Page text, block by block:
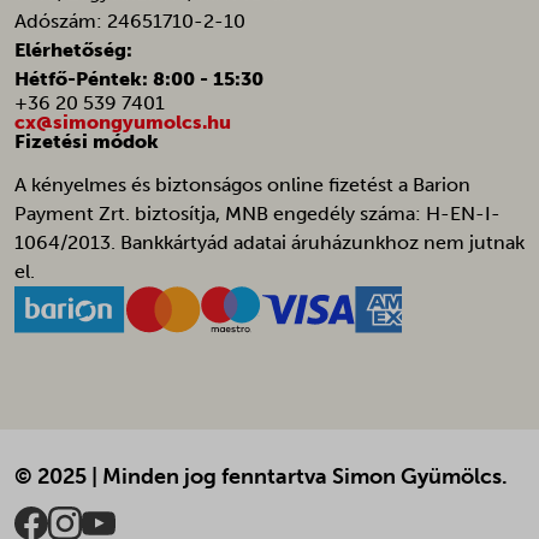
Adószám: 24651710-2-10
Elérhetőség:
Hétfő-Péntek: 8:00 - 15:30
+36 20 539 7401
cx@simongyumolcs.hu
Fizetési módok
A kényelmes és biztonságos online fizetést a Barion
Payment Zrt. biztosítja, MNB engedély száma: H-EN-I-
1064/2013. Bankkártyád adatai áruházunkhoz nem jutnak
el.
© 2025 | Minden jog fenntartva Simon Gyümölcs.
ba_sid*
ba_vid*
banner_multi_attempt
cart_currency*
cfw_cart_hash
chatbase_anon_id
galleryGoodAppsPerDayNew
galleryGoodAppsStartDatePerDay
localization
omnisend-form-69fa234ac2dcd9c131684011-version-selected